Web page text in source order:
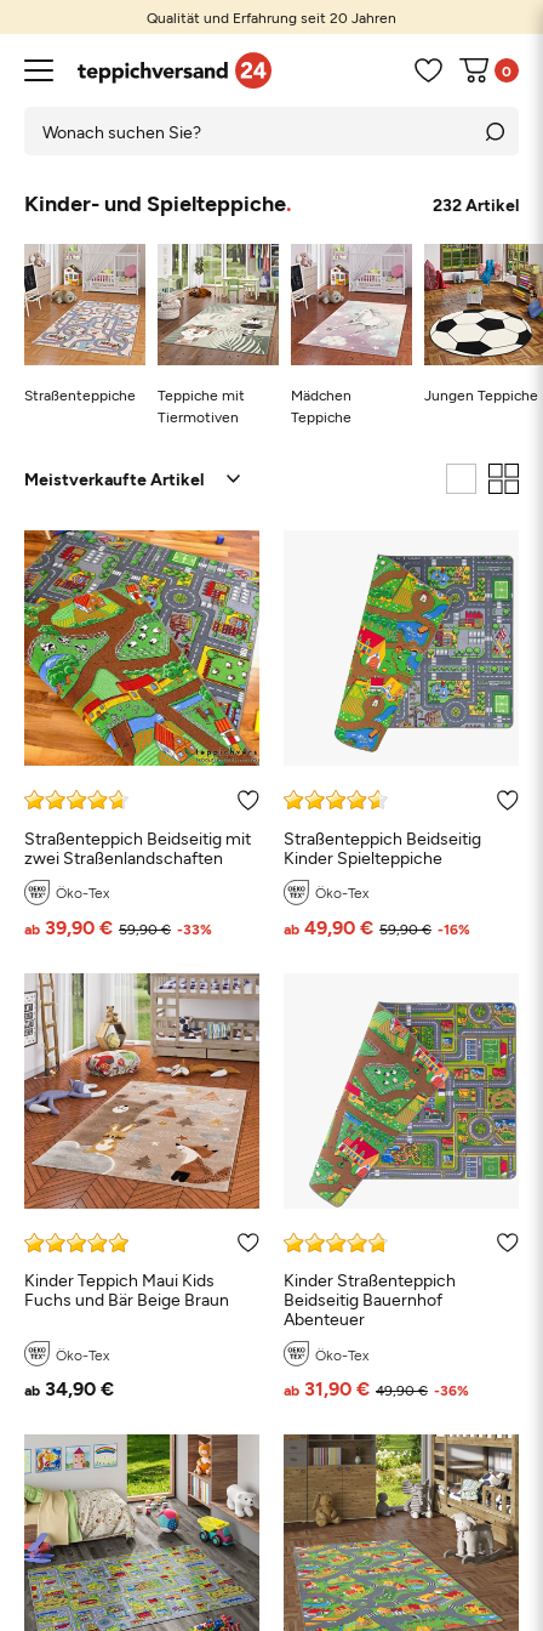
Qualität und Erfahrung seit 20 Jahren
0
Kinder- und Spielteppiche 232 Artikel
Straßenteppiche
Teppiche mit
Tiermotiven
Jungen Teppiche
Mädchen
Teppiche
Straßenteppich Beidseitig mit
zwei Straßenlandschaften
Öko-Tex
59,90 €
ab 39,90 € -33%
Straßenteppich Beidseitig
Kinder Spielteppiche
Öko-Tex
59,90 €
ab 49,90 € -16%
Kinder Teppich Maui Kids
Fuchs und Bär Beige Braun
Öko-Tex
ab 34,90 €
Kinder Straßenteppich
Beidseitig Bauernhof
Abenteuer
Öko-Tex
49,90 €
ab 31,90 € -36%